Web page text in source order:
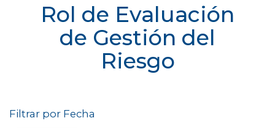
Rol de Evaluación
de Gestión del
Riesgo
Filtrar por Fecha